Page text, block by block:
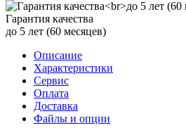
Гарантия качества
до 5 лет (60 месяцев)
Описание
Характеристики
Сервис
Оплата
Доставка
Файлы и опции